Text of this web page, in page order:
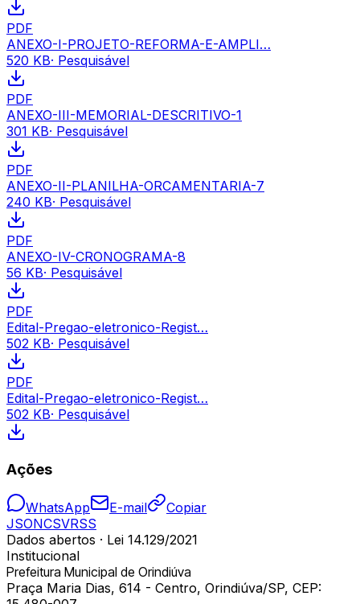
PDF
ANEXO-I-PROJETO-REFORMA-E-AMPLI…
520 KB· Pesquisável
PDF
ANEXO-III-MEMORIAL-DESCRITIVO-1
301 KB· Pesquisável
PDF
ANEXO-II-PLANILHA-ORCAMENTARIA-7
240 KB· Pesquisável
PDF
ANEXO-IV-CRONOGRAMA-8
56 KB· Pesquisável
PDF
Edital-Pregao-eletronico-Regist…
502 KB· Pesquisável
PDF
Edital-Pregao-eletronico-Regist…
502 KB· Pesquisável
Ações
WhatsApp E-mail
Copiar
JSONCSVRSS
Dados abertos · Lei 14.129/2021
Institucional
Prefeitura Municipal de Orindiúva
Praça Maria Dias, 614 - Centro, Orindiúva/SP, CEP: